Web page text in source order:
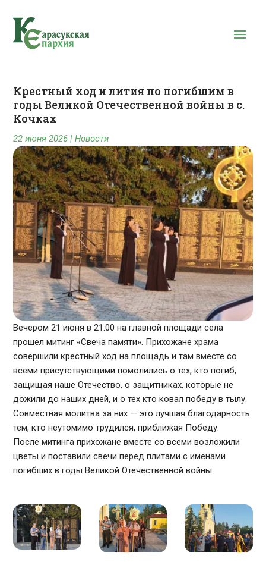
Крестный ход и лития по погибшим в
годы Великой Отечественной войны в с.
Кочках
22 июня 2026 |Новости
Вечером 21 июня в 21.00 на главной площади села
прошел митинг «Свеча памяти». Прихожане храма
совершили крестный ход на площадь и там вместе со
всеми присутствующими помолились о тех, кто погиб,
защищая наше Отечество, о защитниках, которые не
дожили до наших дней, и о тех кто ковал победу в тылу.
Совместная молитва за них — это лучшая благодарность
тем, кто неутомимо трудился, приближая Победу.
После митинга прихожане вместе со всеми возложили
цветы и поставили свечи перед плитами с именами
погибших в годы Великой Отечественной войны.